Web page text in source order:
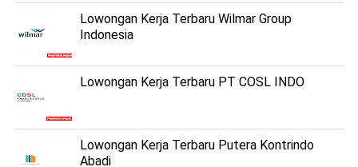
Lowongan Kerja Terbaru Wilmar Group
Indonesia
Lowongan Kerja Terbaru PT COSL INDO
Lowongan Kerja Terbaru Putera Kontrindo
Abadi